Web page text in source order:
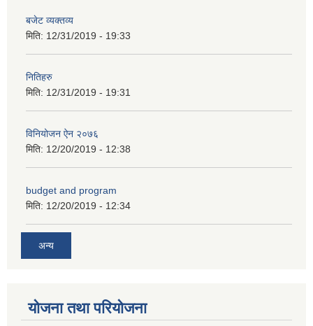
बजेट व्यक्तव्य
मिति: 12/31/2019 - 19:33
नितिहरु
मिति: 12/31/2019 - 19:31
विनियोजन ऐन २०७६
मिति: 12/20/2019 - 12:38
budget and program
मिति: 12/20/2019 - 12:34
अन्य
योजना तथा परियोजना